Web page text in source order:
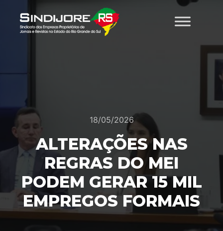
18/05/2026
ALTERAÇÕES NAS
REGRAS DO MEI
PODEM GERAR 15 MIL
EMPREGOS FORMAIS